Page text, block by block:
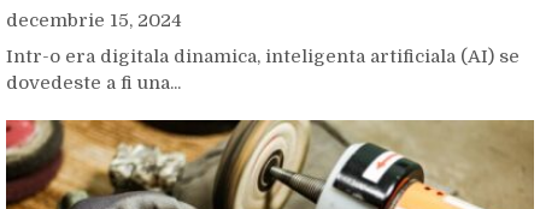
decembrie 15, 2024
Intr-o era digitala dinamica, inteligenta artificiala (AI) se
dovedeste a fi una...